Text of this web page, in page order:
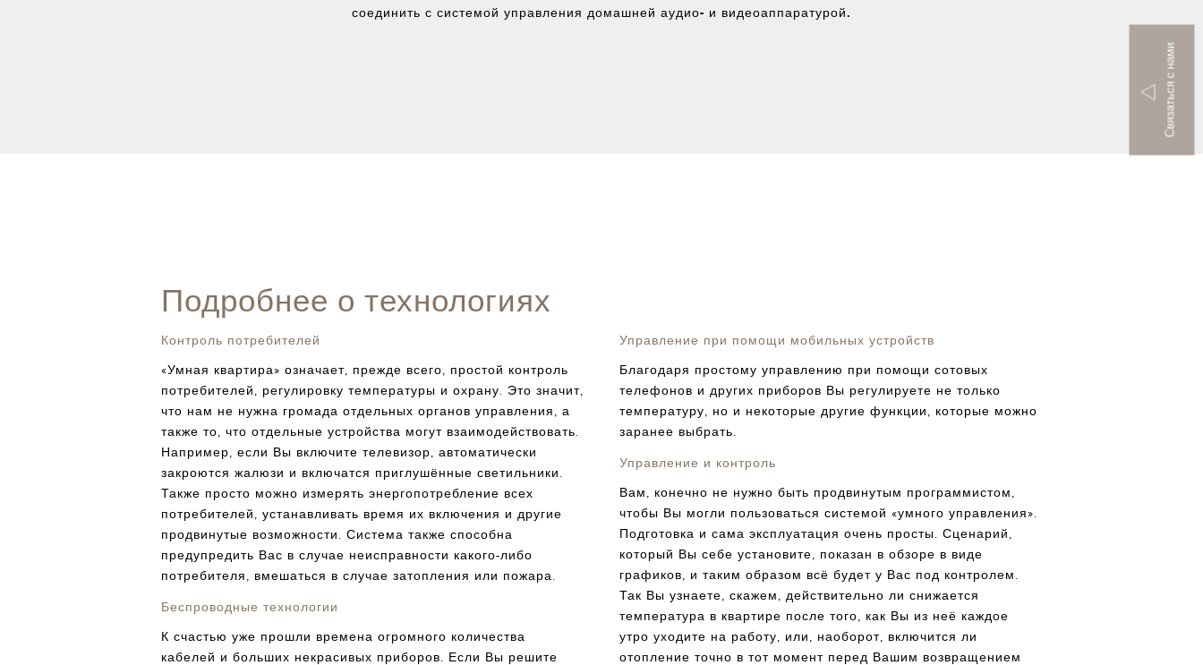
Связаться с нами
соединить с системой управления домашней аудио- и видеоаппаратурой.
Подробнее о технологиях
Контроль потребителей
«Умная квартира» означает, прежде всего, простой контроль
потребителей, регулировку температуры и охрану. Это значит,
что нам не нужна громада отдельных органов управления, а
также то, что отдельные устройства могут взаимодействовать.
Например, если Вы включите телевизор, автоматически
закроются жалюзи и включатся приглушённые светильники.
Также просто можно измерять энергопотребление всех
потребителей, устанавливать время их включения и другие
продвинутые возможности. Система также способна
предупредить Вас в случае неисправности какого-либо
потребителя, вмешаться в случае затопления или пожара.
Беспроводные технологии
К счастью уже прошли времена огромного количества
кабелей и больших некрасивых приборов. Если Вы решите
Управление при помощи мобильных устройств
Благодаря простому управлению при помощи сотовых
телефонов и других приборов Вы регулируете не только
температуру, но и некоторые другие функции, которые можно
заранее выбрать.
Управление и контроль
Вам, конечно не нужно быть продвинутым программистом,
чтобы Вы могли пользоваться системой «умного управления».
Подготовка и сама эксплуатация очень просты. Сценарий,
который Вы себе установите, показан в обзоре в виде
графиков, и таким образом всё будет у Вас под контролем.
Так Вы узнаете, скажем, действительно ли снижается
температура в квартире после того, как Вы из неё каждое
утро уходите на работу, или, наоборот, включится ли
отопление точно в тот момент перед Вашим возвращением